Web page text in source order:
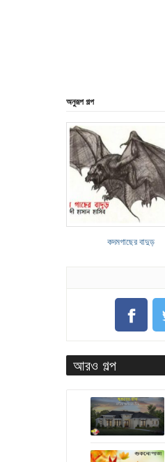
অনুরূপ গল্প
কদমগাছের বাদুড়
আরও গল্প